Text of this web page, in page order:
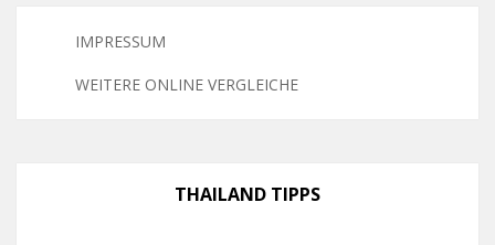
IMPRESSUM
WEITERE ONLINE VERGLEICHE
THAILAND TIPPS